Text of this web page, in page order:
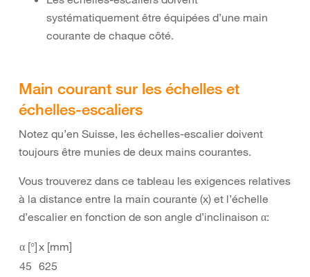
systématiquement être équipées d’une main
courante de chaque côté.
Main courant sur les échelles et
échelles-escaliers
Notez qu’en Suisse, les échelles-escalier doivent
toujours être munies de deux mains courantes.
Vous trouverez dans ce tableau les exigences relatives
à la distance entre la main courante (x) et l’échelle
d’escalier en fonction de son angle d’inclinaison α:
α [°]x [mm]
45 625